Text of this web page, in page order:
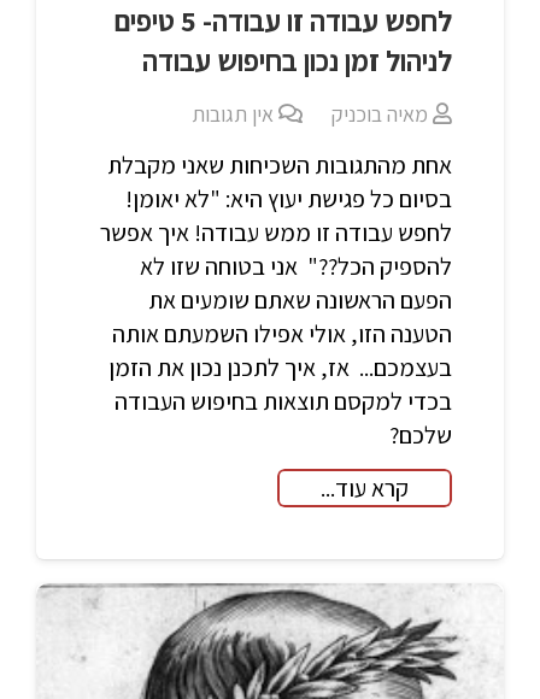
לחפש עבודה זו עבודה- 5 טיפים
לניהול זמן נכון בחיפוש עבודה
מאיה בוכניק אין תגובות
אחת מהתגובות השכיחות שאני מקבלת
בסיום כל פגישת יעוץ היא: "לא יאומן!
לחפש עבודה זו ממש עבודה! איך אפשר
להספיק הכל??" אני בטוחה שזו לא
הפעם הראשונה שאתם שומעים את
הטענה הזו, אולי אפילו השמעתם אותה
בעצמכם... אז, איך לתכנן נכון את הזמן
בכדי למקסם תוצאות בחיפוש העבודה
שלכם?
קרא עוד...